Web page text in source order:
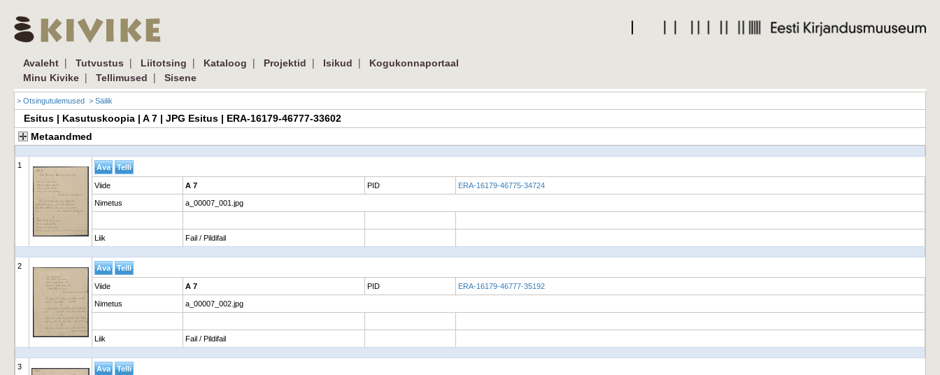
Avaleht | Tutvustus | Liitotsing | Kataloog | Projektid | Isikud |
Kogukonnaportaal
Minu Kivike | Tellimused | Sisene
> Otsingutulemused > Säilik
Esitus | Kasutuskoopia | A 7 | JPG Esitus | ERA-16179-46777-33602
Metaandmed
1
Viide A 7 PID ERA-16179-46775-34724
Nimetus a_00007_001.jpg
Liik Fail / Pildifail
2
Viide A 7 PID ERA-16179-46777-35192
Nimetus a_00007_002.jpg
Liik Fail / Pildifail
3